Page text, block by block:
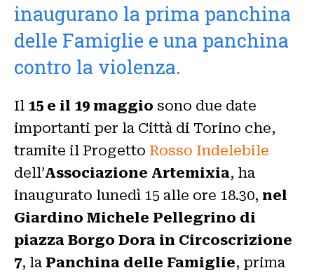
inaugurano la prima panchina
delle Famiglie e una panchina
contro la violenza.
Il 15 e il 19 maggio sono due date
importanti per la Città di Torino che,
tramite il Progetto Rosso Indelebile
dell’Associazione Artemixia, ha
inaugurato lunedì 15 alle ore 18.30, nel
Giardino Michele Pellegrino di
piazza Borgo Dora in Circoscrizione
7, la Panchina delle Famiglie, prima